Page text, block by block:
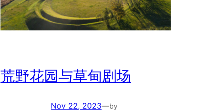
荒野花园与草甸剧场
Nov 22, 2023—by